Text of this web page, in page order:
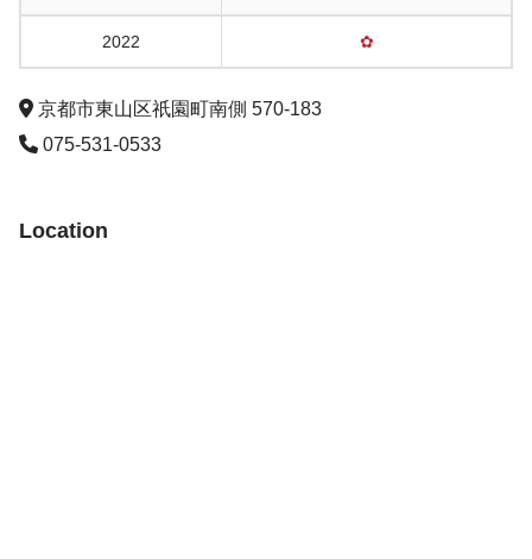
2022 ✿
京都市東山区祇園町南側 570-183
075-531-0533
Location